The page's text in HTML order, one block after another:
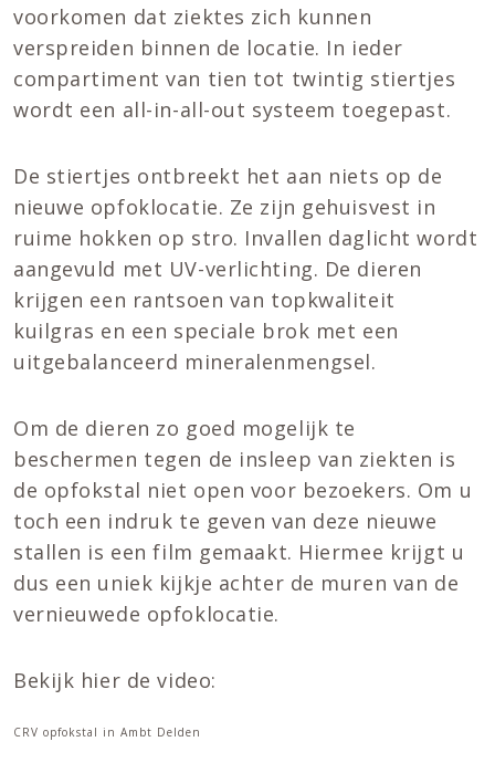
voorkomen dat ziektes zich kunnen
verspreiden binnen de locatie. In ieder
compartiment van tien tot twintig stiertjes
wordt een all-in-all-out systeem toegepast.
De stiertjes ontbreekt het aan niets op de
nieuwe opfoklocatie. Ze zijn gehuisvest in
ruime hokken op stro. Invallen daglicht wordt
aangevuld met UV-verlichting. De dieren
krijgen een rantsoen van topkwaliteit
kuilgras en een speciale brok met een
uitgebalanceerd mineralenmengsel.
Om de dieren zo goed mogelijk te
beschermen tegen de insleep van ziekten is
de opfokstal niet open voor bezoekers. Om u
toch een indruk te geven van deze nieuwe
stallen is een film gemaakt. Hiermee krijgt u
dus een uniek kijkje achter de muren van de
vernieuwede opfoklocatie.
Bekijk hier de video:
CRV opfokstal in Ambt Delden